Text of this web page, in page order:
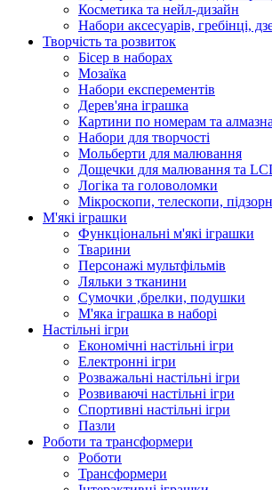
Косметика та нейл-дизайн
Набори аксесуарів, гребінці,
Творчість та розвиток
Бісер в наборах
Мозаїка
Набори експерементів
Дерев'яна іграшка
Картини по номерам та алмазна
Набори для творчості
Мольберти для малювання
Дощечки для малювання та
Логіка та головоломки
Мікроскопи, телескопи,
М'які іграшки
Функціональні м'які іграшки
Тварини
Персонажі мультфільмів
Ляльки з тканини
Сумочки ,брелки, подушки
М'яка іграшка в наборі
Настільні ігри
Економічні настільні ігри
Електронні ігри
Розважальні настільні ігри
Розвиваючі настільні ігри
Спортивні настільні ігри
Пазли
Роботи та трансформери
Роботи
Трансформери